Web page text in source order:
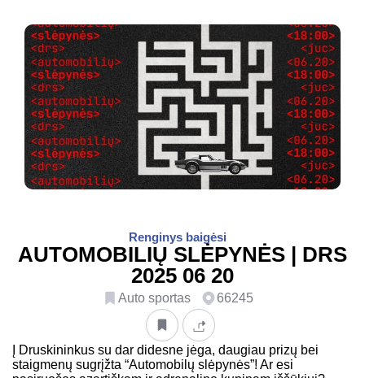
Renginys baigėsi
AUTOMOBILIŲ SLĖPYNĖS | DRS
2025 06 20
Auto sportas 66245
Į Druskininkus su dar didesne jėga, daugiau prizų bei
staigmenų sugrįžta “Automobilų slėpynės”! Ar esi